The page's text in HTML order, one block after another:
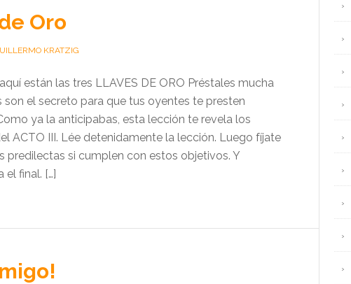
Oro
KRATZIG
están las tres LLAVES DE ORO Préstales mucha
son el secreto para que tus oyentes te presten
ya la anticipabas, esta lección te revela los
ACTO III. Lée detenidamente la lección. Luego fíjate
predilectas si cumplen con estos objetivos. Y
el final. […]